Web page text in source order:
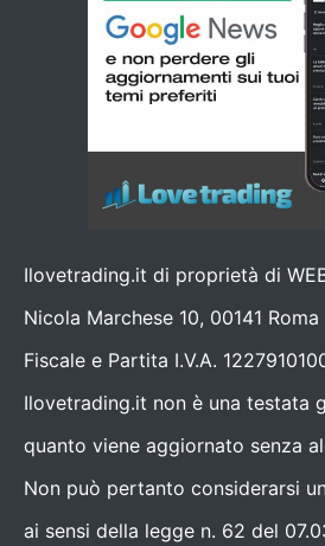
Ilovetrading.it di proprietà di
Nicola Marchese 10, 00141
Fiscale e Partita I.V.A.
Ilovetrading.it non è una testata
quanto viene aggiornato senza
Non può pertanto considerarsi
ai sensi della legge n. 62 del